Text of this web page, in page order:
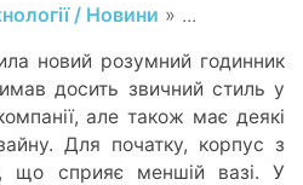
/ Новини » ...
новий розумний годинник
досить звичний стиль у
але також має деякі
Для початку, корпус з
що сприяє меншій вазі. У